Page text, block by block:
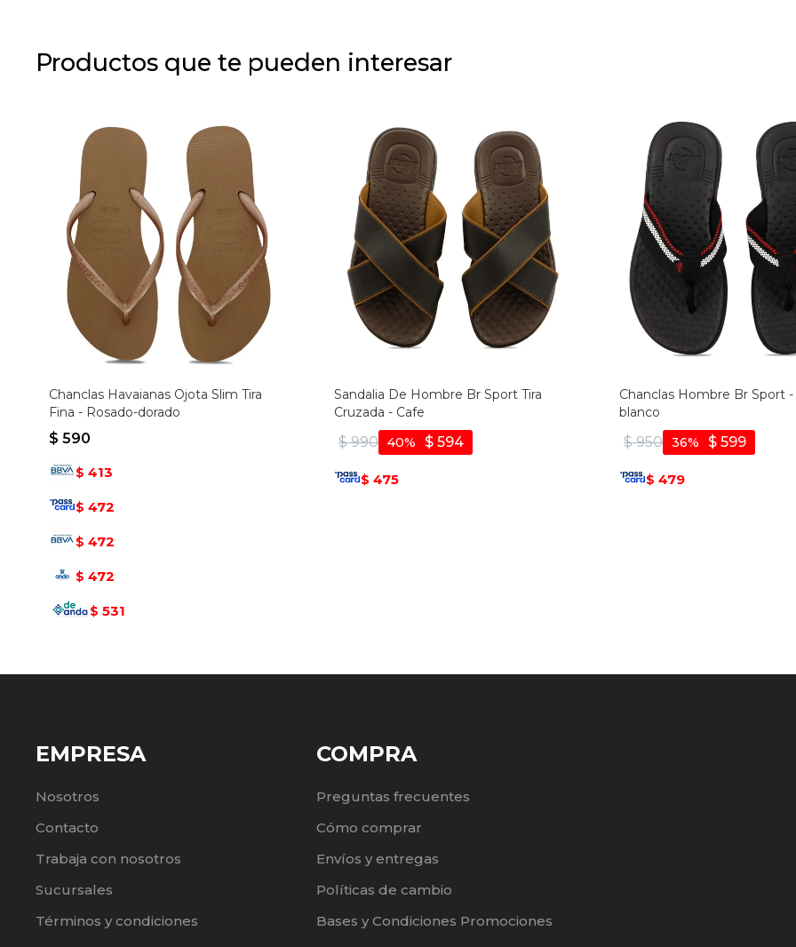
Productos que te pueden interesar
Chanclas Havaianas Ojota Slim Tira
Fina - Rosado-dorado
$ 590
$ 413
$ 472
$ 472
$ 472
$ 531
Sandalia De Hombre Br Sport Tira
Cruzada - Cafe
$ 990 $ 594
40
$ 475
Chanclas Hombre Br Sport
blanco
$ 950 $ 599
36
$ 479
EMPRESA
Nosotros
Contacto
Trabaja con nosotros
Sucursales
Términos y condiciones
COMPRA
Preguntas frecuentes
Cómo comprar
Envíos y entregas
Políticas de cambio
Bases y Condiciones Promociones